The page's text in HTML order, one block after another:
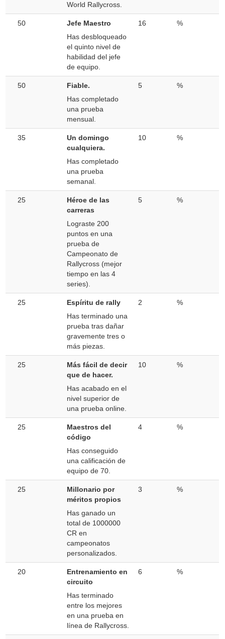
World Rallycross.
50
Jefe Maestro
Has desbloqueado
el quinto nivel de
habilidad del jefe
de equipo.
16 %
50
Fiable.
Has completado
una prueba
mensual.
5 %
35
Un domingo
cualquiera.
Has completado
una prueba
semanal.
10 %
25
Héroe de las
carreras
Lograste 200
puntos en una
prueba de
Campeonato de
Rallycross (mejor
tiempo en las 4
series).
5 %
25
Espíritu de rally
Has terminado una
prueba tras dañar
gravemente tres o
más piezas.
2 %
25
Más fácil de decir
que de hacer.
Has acabado en el
nivel superior de
una prueba online.
10 %
25
Maestros del
código
Has conseguido
una calificación de
equipo de 70.
4 %
25
Millonario por
méritos propios
Has ganado un
total de 1000000
CR en
campeonatos
personalizados.
3 %
20
Entrenamiento en
circuito
Has terminado
entre los mejores
en una prueba en
línea de Rallycross.
6 %